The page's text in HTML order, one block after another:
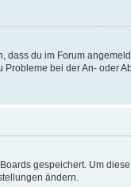
dass du im Forum
bei der An- oder
gespeichert. Um
ändern.